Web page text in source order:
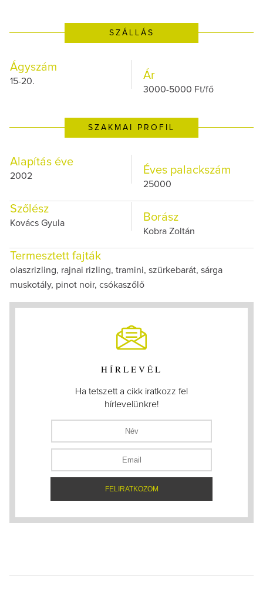
SZÁLLÁS
Ágyszám
15-20. Ár
3000-5000 Ft/fő
SZAKMAI PROFIL
Alapítás éve
2002 Éves palackszám
25000
Szőlész
Kovács Gyula Borász
Kobra Zoltán
Termesztett fajták
olaszrizling, rajnai rizling, tramini, szürkebarát, sárga
muskotály, pinot noir, csókaszőlő
HÍRLEVÉL
Ha tetszett a cikk iratkozz fel
hírlevelünkre!